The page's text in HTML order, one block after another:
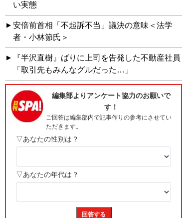
い実態
安倍前首相「不起訴不当」議決の意味＜法学
者・小林節氏＞
『半沢直樹』ばりに上司を告発した不動産社員
「取引先もみんなグルだった…」